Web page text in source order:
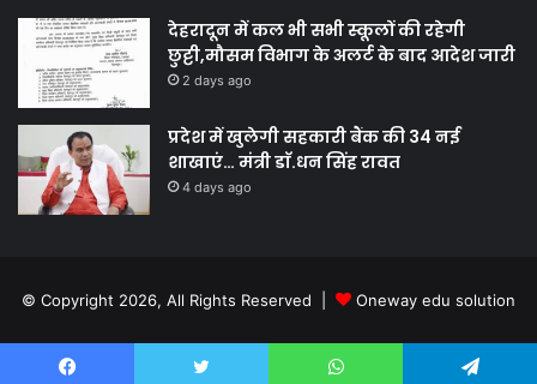
देहरादून में कल भी सभी स्कूलों की रहेगी
छुट्टी,मौसम विभाग के अलर्ट के बाद आदेश जारी
2 days ago
प्रदेश में खुलेगी सहकारी बैंक की 34 नई
शाखाएं… मंत्री डाॅ.धन सिंह रावत
4 days ago
© Copyright 2026, All Rights Reserved | Oneway edu solution